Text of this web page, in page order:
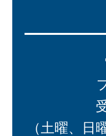
（土曜、